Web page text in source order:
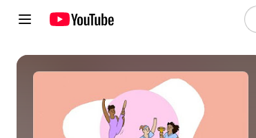
Play all